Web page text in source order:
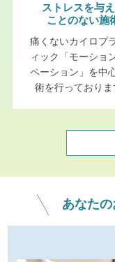
ストレスを与
ことのない施
痛くないカイロプ
ィック「モーショ
ペーション」を中
術を行っておりま
あなたの